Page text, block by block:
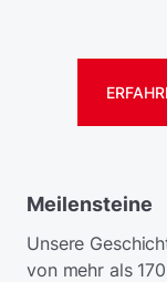
Meilensteine
Unsere
von mehr als